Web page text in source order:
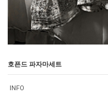
호픈드 파자마세트
INFO